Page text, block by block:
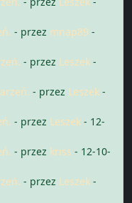
- przez mnap89 -
- przez Leszek -
- przez Leszek -
- przez Leszek - 12-
- przez kriss - 12-10-
- przez Leszek -